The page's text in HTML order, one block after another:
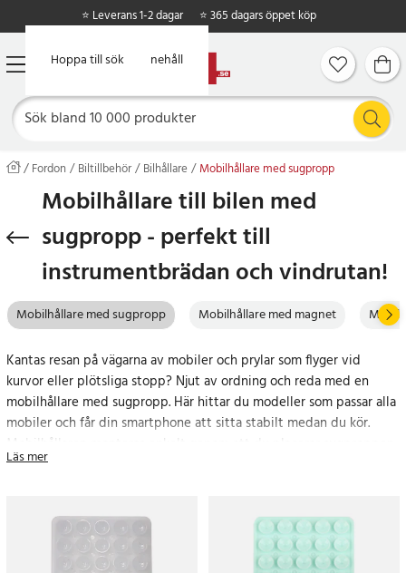
Hoppa till huvudinnehåll
Hoppa till sök
⭐ Leverans 1-2 dagar ⭐ 365 dagars öppet köp
Fordon Biltillbehör Bilhållare Mobilhållare med sugpropp
Mobilhållare till bilen med
sugpropp - perfekt till
instrumentbrädan och vindrutan!
Mobilhållare med sugpropp Mobilhållare med magnet
Kantas resan på vägarna av mobiler och prylar som flyger vid
kurvor eller plötsliga stopp? Njut av ordning och reda med en
mobilhållare med sugpropp. Här hittar du modeller som passar alla
mobiler och får din smartphone att sitta stabilt medan du kör.
Mobilhållaren monteras enkelt genom att du placerar sugproppen
på vindrutan!
leverans inom 2-3 dagar eller 24 h med expressfrakt. Beställ en
mobilhållare med sugpropp idag!
Läs mer